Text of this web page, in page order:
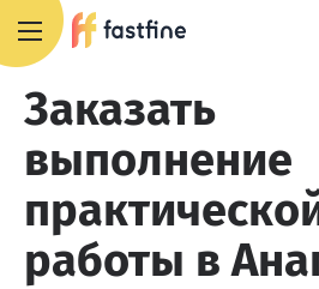
Заказать
выполнение
работы в